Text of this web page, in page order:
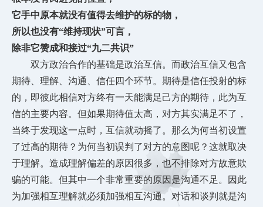
它手中原本就没有值得去维护的标的物，
所以也没有“维持现状”可言，
除非它赞成和接过“九二共识”
双方政治合作的基础是政治互信。而政治互信又包含
期待、理解、沟通、信任四个环节。期待是信任投射的标
的，即彼此相信对方终有一天能满足己方的期待，此为互
信的主要内容。但如果期待值太高，对方其实满足不了，
当终于发现这一点时，互信就动摇了。那么为何当初设置
了过高的期待？为何当初误判了对方的意图呢？这就取决
于理解。造成理解偏差的原因很多，也不排除对方故意欺
骗的可能。但其中一个非常重要的原因是沟通不足。因此
为加强相互理解就必须加强相互沟通。对话和谈判就是沟